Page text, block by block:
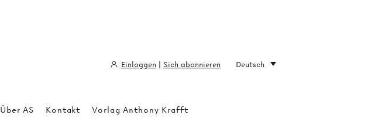
Über AS Kontakt Vorlag Anthony Krafft
Einloggen Sich abonnieren Deutsch